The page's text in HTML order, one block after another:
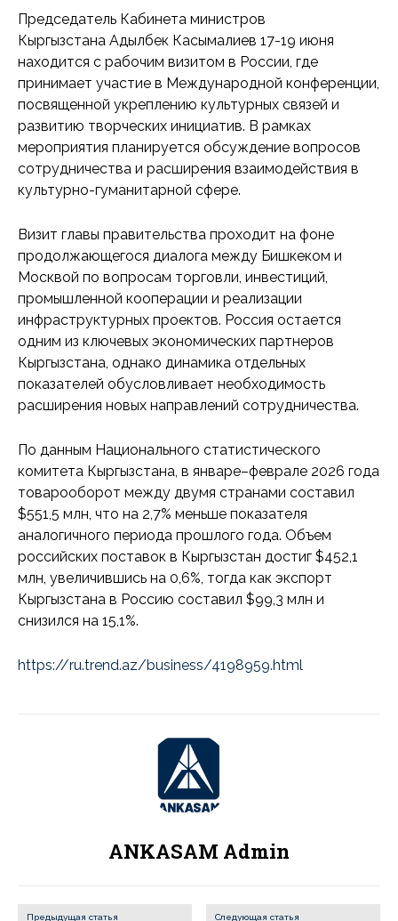
Председатель Кабинета министров
Кыргызстана Адылбек Касымалиев 17-19 июня
находится с рабочим визитом в России, где
принимает участие в Международной конференции,
посвященной укреплению культурных связей и
развитию творческих инициатив. В рамках
мероприятия планируется обсуждение вопросов
сотрудничества и расширения взаимодействия в
культурно-гуманитарной сфере.
Визит главы правительства проходит на фоне
продолжающегося диалога между Бишкеком и
Москвой по вопросам торговли, инвестиций,
промышленной кооперации и реализации
инфраструктурных проектов. Россия остается
одним из ключевых экономических партнеров
Кыргызстана, однако динамика отдельных
показателей обусловливает необходимость
расширения новых направлений сотрудничества.
По данным Национального статистического
комитета Кыргызстана, в январе–феврале 2026 года
товарооборот между двумя странами составил
$551,5 млн, что на 2,7% меньше показателя
аналогичного периода прошлого года. Объем
российских поставок в Кыргызстан достиг $452,1
млн, увеличившись на 0,6%, тогда как экспорт
Кыргызстана в Россию составил $99,3 млн и
снизился на 15,1%.
https://ru.trend.az/business/4198959.html
ANKASAM Admin
Предыдущая статья Следующая статья